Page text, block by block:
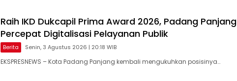
Raih IKD Dukcapil Prima Award 2026, Padang Panjang
Percepat Digitalisasi Pelayanan Publik
Berita Senin, 3 Agustus 2026 | 20:18 WIB
EKSPRESNEWS – Kota Padang Panjang kembali mengukuhkan posisinya…